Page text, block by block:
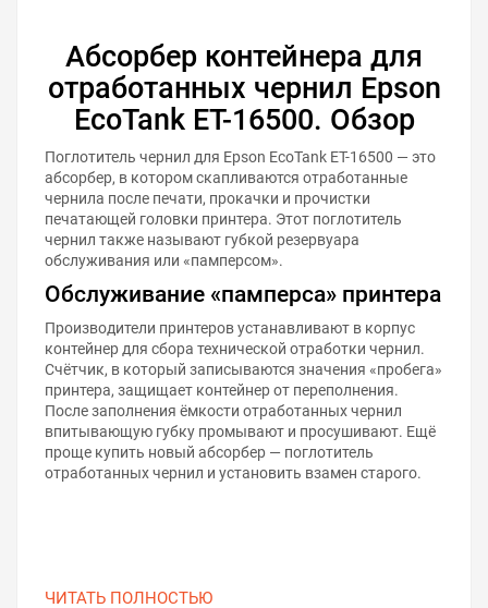
Абсорбер контейнера для
отработанных чернил Epson
EcoTank ET-16500. Обзор
Поглотитель чернил для Epson EcoTank ET-16500 — это
абсорбер, в котором скапливаются отработанные
чернила после печати, прокачки и прочистки
печатающей головки принтера. Этот поглотитель
чернил также называют губкой резервуара
обслуживания или «памперсом».
Обслуживание «памперса» принтера
Производители принтеров устанавливают в корпус
контейнер для сбора технической отработки чернил.
Счётчик, в который записываются значения «пробега»
принтера, защищает контейнер от переполнения.
После заполнения ёмкости отработанных чернил
впитывающую губку промывают и просушивают. Ещё
проще купить новый абсорбер — поглотитель
отработанных чернил и установить взамен старого.
ЧИТАТЬ ПОЛНОСТЬЮ